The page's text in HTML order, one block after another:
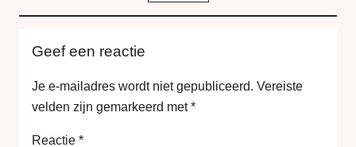
Geef een reactie
Je e-mailadres wordt niet gepubliceerd. Vereiste
velden zijn gemarkeerd met*
Reactie *